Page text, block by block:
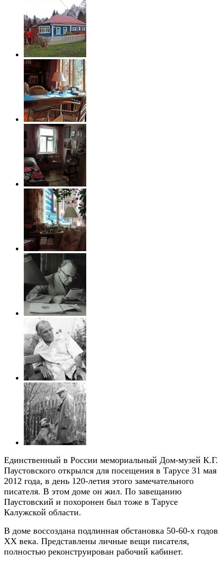
Единственный в России мемориальный Дом-музей К.Г.
Паустовского открылся для посещения в Тарусе 31 мая
2012 года, в день 120-летия этого замечательного
писателя. В этом доме он жил. По завещанию
Паустовский и похоронен был тоже в Тарусе
Калужской области.
В доме воссоздана подлинная обстановка 50-60-х годов
ХХ века. Представлены личные вещи писателя,
полностью реконструирован рабочий кабинет.